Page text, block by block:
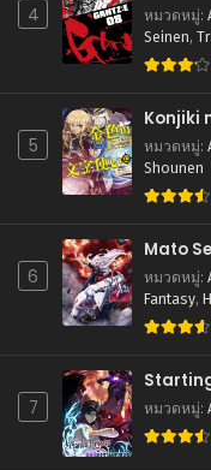
4 หมวดหมู่:
Seinen,
5
Konjiki
หมวดหมู่:
Shounen
6
Mato
หมวดหมู่:
Fantasy,
7 หมวดหมู่: